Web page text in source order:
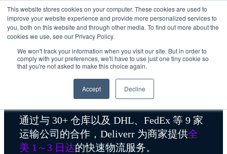
This website stores cookies on your computer. These cookies are used to
improve your website experience and provide more personalized services to
you, both on this website and through other media. To find out more about the
cookies we use, see our Privacy Policy.
We won't track your information when you visit our site. But in order to
comply with your preferences, we'll have to use just one tiny cookie so
that you're not asked to make this choice again.
Accept Decline
Deliverr - Shopify官方物流服
通过与 30+ 仓库以及 DHL、FedEx 等 9 家
运输公司的合作，Deliverr 为商家提供全
美 1～3 日达的快速物流服务。